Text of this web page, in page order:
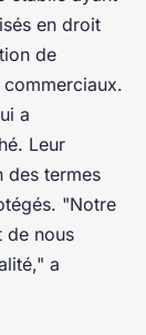
en droit
de
a
Leur
des termes
"Notre
de nous
a